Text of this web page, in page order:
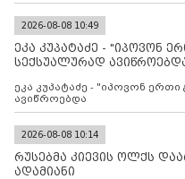
კონტროლს ოკუპირებულ
მილიტარიზაციის პროცესს და
ფაქტობრივი ანექსიისკენ
2026-08-08 10:49
ეკა კუპატაძე - "იპოვონ
სექსუალურად
ეკა კუპატაძე - "იპოვონ ერთი
ავიწროებდა
2026-08-08 10:14
რუსებმა კიევის ოლქს
ადამიანი